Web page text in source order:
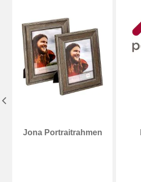
Jona Portraitrahmen